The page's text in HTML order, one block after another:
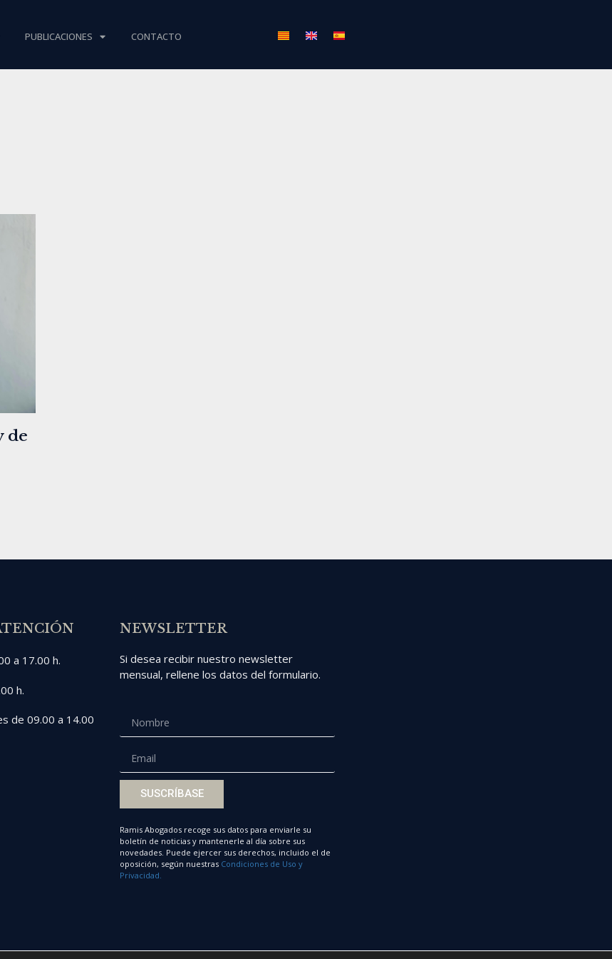
PUBLICACIONES CONTACTO
de
a 17.00 h.
h.
de 09.00 a 14.00
NEWSLETTER
Si desea recibir nuestro newsletter
mensual, rellene los datos del formulario.
SUSCRÍBASE
Ramis Abogados recoge sus datos para enviarle su
boletín de noticias y mantenerle al día sobre sus
novedades. Puede ejercer sus derechos, incluido el de
oposición, según nuestras Condiciones de Uso y
Privacidad.